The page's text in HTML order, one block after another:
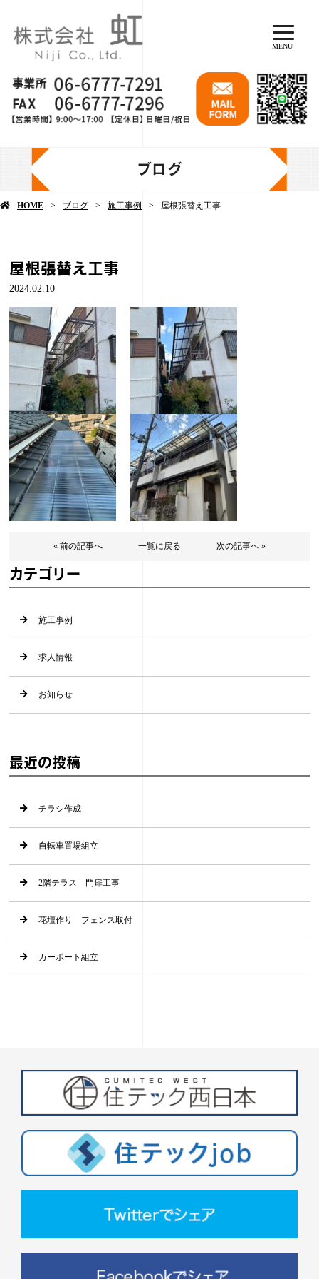
MENU
ブログ
HOME ブログ 施工事例 屋根張替え工事
屋根張替え工事
2024.02.10
« 前の記事へ 一覧に戻る 次の記事へ »
カテゴリー
施工事例
求人情報
お知らせ
最近の投稿
チラシ作成
自転車置場組立
2階テラス 門扉工事
花壇作り フェンス取付
カーポート組立